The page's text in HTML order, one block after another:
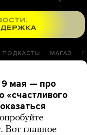
ПОДКАСТЫ МАГАЗ
9 мая — про
«счастливого
Вот главное